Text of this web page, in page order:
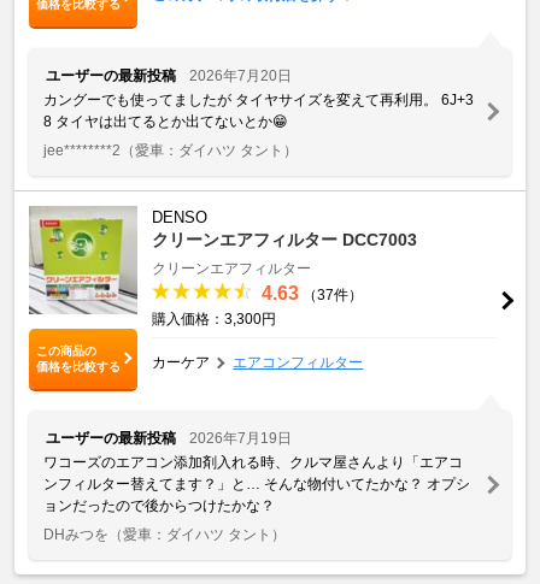
価格を比較する
ユーザーの最新投稿
2026年7月20日
カングーでも使ってましたが タイヤサイズを変えて再利用。 6J+3
8 タイヤは出てるとか出てないとか😁
jee********2 （愛車：ダイハツ タント）
この商品の
価格を比較する
DENSO
クリーンエアフィルター DCC7003
クリーンエアフィルター
4.63
（37件）
購入価格：3,300円
カーケア エアコンフィルター
ユーザーの最新投稿
2026年7月19日
ワコーズのエアコン添加剤入れる時、クルマ屋さんより「エアコ
ンフィルター替えてます？」と… そんな物付いてたかな？ オプシ
ョンだったので後からつけたかな？
DHみつを （愛車：ダイハツ タント）